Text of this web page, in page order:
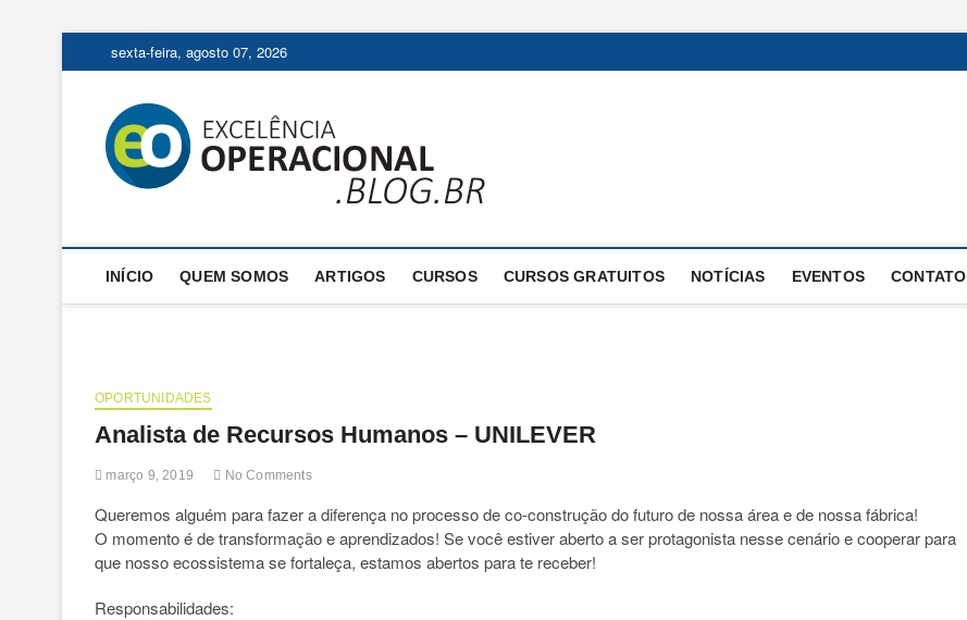
to
sexta-feira, agosto 07, 2026
INÍCIO QUEM SOMOS ARTIGOS CURSOS CURSOS GRATUITOS NOTÍCIAS EVENTOS CONTATO
OPORTUNIDADES
Analista de Recursos Humanos – UNILEVER
março 9, 2019 No Comments
Queremos alguém para fazer a diferença no processo de co-construção do futuro de nossa área e de nossa fábrica!
O momento é de transformação e aprendizados! Se você estiver aberto a ser protagonista nesse cenário e cooperar para
que nosso ecossistema se fortaleça, estamos abertos para te receber!
Responsabilidades: